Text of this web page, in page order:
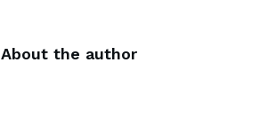
About the author